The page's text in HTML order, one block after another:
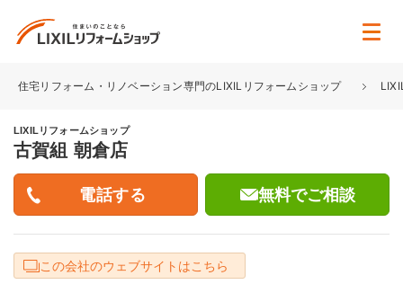
住宅リフォーム・リノベーション専門のLIXILリフォームショップ
LIXILリフォームショップ
古賀組 朝倉店
無料でご相談
この会社のウェブサイトはこちら